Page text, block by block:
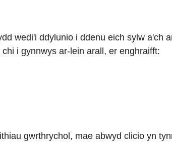
wedi'i ddylunio i ddenu eich sylw a'ch
i gynnwys ar-lein arall, er enghraifft:
gwrthrychol, mae abwyd clicio yn